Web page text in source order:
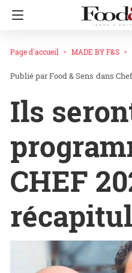
Page d'accueil MADE BY F&S
Food & Sens dans
Ils
CHEF